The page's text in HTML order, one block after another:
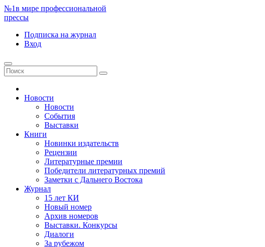
№1в мире профессиональной
прессы
Подписка на журнал
Вход
Новости
Новости
События
Выставки
Книги
Новинки издательств
Рецензии
Литературные премии
Победители литературных премий
Заметки с Дальнего Востока
Журнал
15 лет КИ
Новый номер
Архив номеров
Выставки. Конкурсы
Диалоги
За рубежом